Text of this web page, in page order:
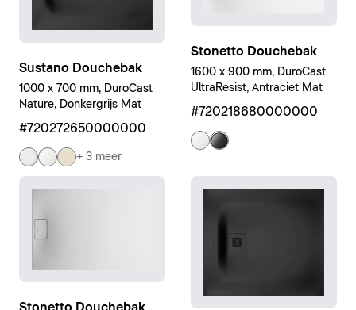
Sustano Douchebak
1000 x 700 mm, DuroCast
Nature, Donkergrijs Mat
#720272650000000
+ 3 meer
Stonetto Douchebak
1600 x 900 mm, DuroCast
UltraResist, Antraciet Mat
#720218680000000
Stonetto Douchebak